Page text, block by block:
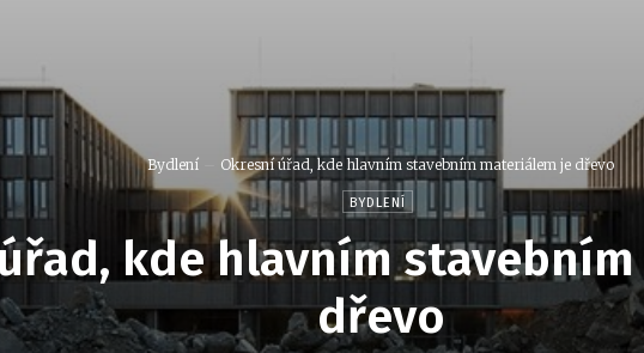
Bydlení Okresní úřad, kde hlavním stavebním materiálem je dřevo
BYDLENÍ
kde hlavním
dřevo